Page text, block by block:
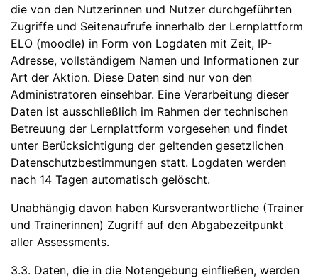
die von den Nutzerinnen und Nutzer durchgeführten
Zugriffe und Seitenaufrufe innerhalb der Lernplattform
ELO (moodle) in Form von Logdaten mit Zeit, IP-
Adresse, vollständigem Namen und Informationen zur
Art der Aktion. Diese Daten sind nur von den
Administratoren einsehbar. Eine Verarbeitung dieser
Daten ist ausschließlich im Rahmen der technischen
Betreuung der Lernplattform vorgesehen und findet
unter Berücksichtigung der geltenden gesetzlichen
Datenschutzbestimmungen statt. Logdaten werden
nach 14 Tagen automatisch gelöscht.
Unabhängig davon haben Kursverantwortliche (Trainer
und Trainerinnen) Zugriff auf den Abgabezeitpunkt
aller Assessments.
3.3. Daten, die in die Notengebung einfließen, werden